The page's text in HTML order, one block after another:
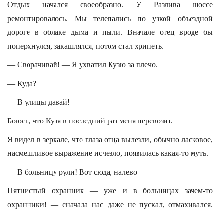
Отдых начался своеобразно. У Разлива шоссе
ремонтировалось. Мы телепались по узкой объездной
дороге в облаке дыма и пыли. Вначале отец вроде бы
поперхнулся, закашлялся, потом стал хрипеть.
— Сворачивай! — Я ухватил Кузю за плечо.
— Куда?
— В улицы давай!
Боюсь, что Кузя в последний раз меня перевозит.
Я видел в зеркале, что глаза отца вылезли, обычно ласковое,
насмешливое выражение исчезло, появилась какая-то муть.
— В больницу рули! Вот сюда, налево.
Пятнистый охранник — уже и в больницах зачем-то
охранники! — сначала нас даже не пускал, отмахивался.